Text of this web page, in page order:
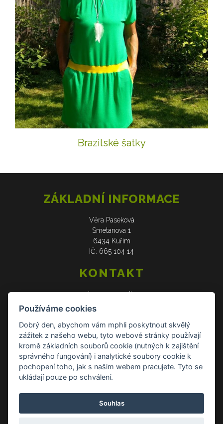
Brazilské šatky
ZÁKLADNÍ INFORMACE
Věra Paseková
Smetanova 1
6434 Kuřim
IČ: 665 104 14
KONTAKT
web: www.verasije.cz
email: obchudek@verasije.cz
DOKUMENTY
Všeobecné obchodní podmínky
Zásady ochrany osobních údajů
Reklamace a vrácení zboží
Používáme cookies
Dobrý den, abychom vám mphli poskytnout skvělý
zážitek z našeho webu, tyto webové stránky používají
kromě základních souborů cookie (nutných k zajištění
správného fungování) i analytické soubory cookie k
pochopení toho, jak s našim webem pracujete. Tyto se
ukládají pouze po schválení.
Souhlas